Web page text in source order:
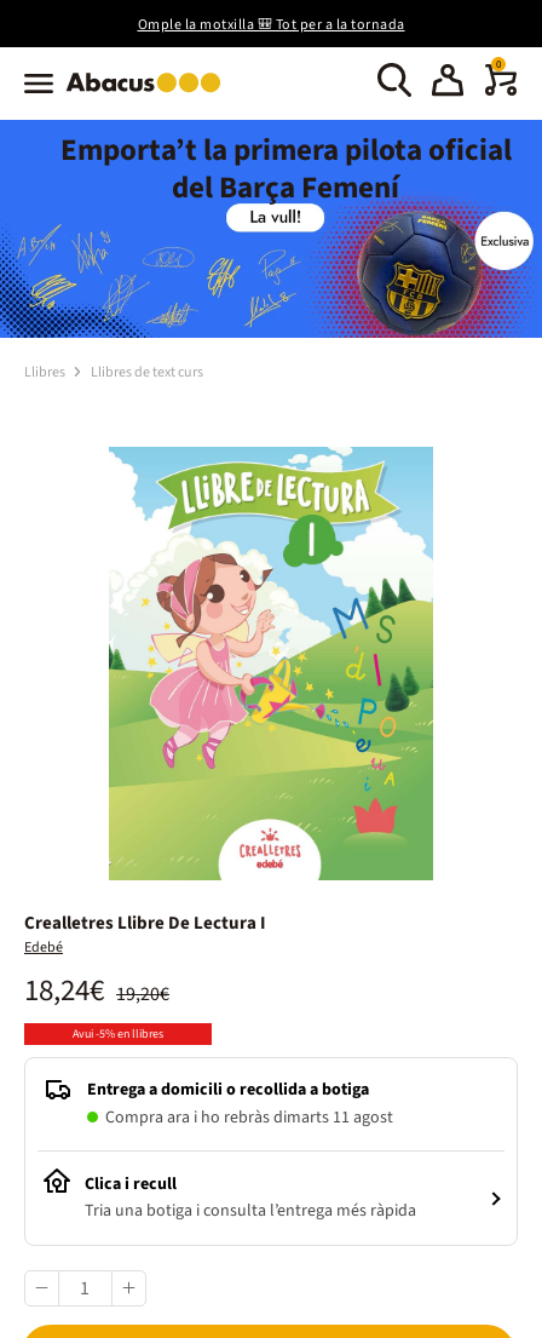
Omple la motxilla 🎒 Tot per a la tornada
0
Emporta’t la primera pilota oficial
del Barça Femení
Llibres Llibres de text curs
Crealletres Llibre De Lectura I
Edebé
19,20€
18,24€
Avui -5% en llibres
Entrega a domicili o recollida a botiga
Compra ara i ho rebràs dimarts 11 agost
Clica i recull
Tria una botiga i consulta l’entrega més ràpida